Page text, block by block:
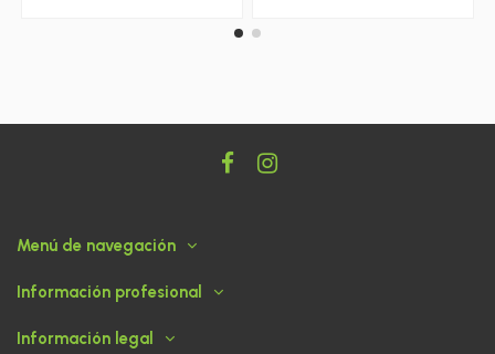
Menú de navegación
Información profesional
Información legal